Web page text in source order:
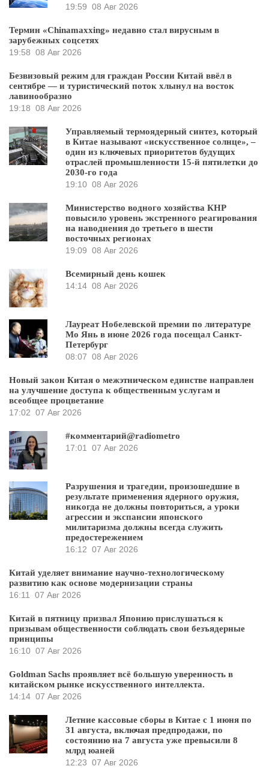
19:59 08 Авг 2026
Термин «Chinamaxxing» недавно стал вирусным в
зарубежных соцсетях
19:58 08 Авг 2026
Безвизовый режим для граждан России Китай ввёл в
сентябре — и туристический поток хлынул на восток
лавинообразно
19:18 08 Авг 2026
Управляемый термоядерный синтез, который
в Китае называют «искусственное солнце», –
один из ключевых приоритетов будущих
отраслей промышленности 15-й пятилетки до
2030-го года
19:10 08 Авг 2026
Министерство водного хозяйства КНР
повысило уровень экстренного реагирования
на наводнения до третьего в шести
восточных регионах
19:09 08 Авг 2026
Всемирный день кошек
14:14 08 Авг 2026
Лауреат Нобелевской премии по литературе
Мо Янь в июне 2026 года посещал Санкт-
Петербург
08:07 08 Авг 2026
Новый закон Китая о межэтническом единстве направлен
на улучшение доступа к общественным услугам и
всеобщее процветание
17:02 07 Авг 2026
#комментарий@radiometro
17:01
07 Авг 2026
Разрушения и трагедии, произошедшие в
результате применения ядерного оружия,
никогда не должны повториться, а уроки
агрессии и экспансии японского
милитаризма должны всегда служить
предостережением
16:12 07 Авг 2026
Китай уделяет внимание научно-технологическому
развитию как основе модернизации страны
16:11
07 Авг 2026
Китай в пятницу призвал Японию прислушаться к
призывам общественности соблюдать свои безъядерные
принципы
16:10 07 Авг 2026
Goldman Sachs проявляет всё большую уверенность в
китайском рынке искусственного интеллекта.
14:14 07 Авг 2026
Летние кассовые сборы в Китае с 1 июня по
31 августа, включая предпродажи, по
состоянию на 7 августа уже превысили 8
млрд юаней
12:23 07 Авг 2026